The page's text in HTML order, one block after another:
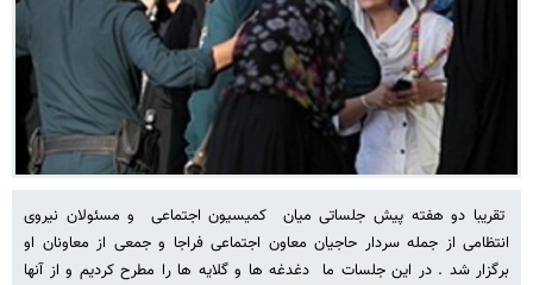
تقریبا دو هفته پیش جلساتی میان کمیسیون اجتماعی و مسئولان نیروی
انتظامی از جمله سردار حاجیان معاون اجتماعی فراجا و جمعی از معاونان او
برگزار شد . در این جلسات ما دغدغه ها و گلایه ها را مطرح کردیم و از آنها